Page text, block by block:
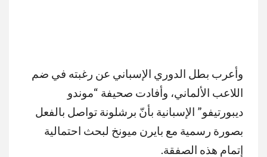
وأعرب بطل الدوري الإسباني عن رغبته في ضم
اللاعب الألماني، وأفادت صحيفة “موندو
ديبورتيفو” الإسبانية بأنّ برشلونة تواصل بالفعل
بصورة رسمية مع بايرن ميونخ لبحث احتمالية
إتمام هذه الصفقة.